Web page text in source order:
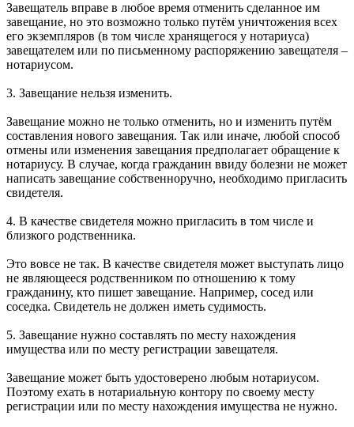
Завещатель вправе в любое время отменить сделанное им
завещание, но это возможно только путём уничтожения всех
его экземпляров (в том числе хранящегося у нотариуса)
завещателем или по письменному распоряжению завещателя –
нотариусом.
3. Завещание нельзя изменить.
Завещание можно не только отменить, но и изменить путём
составления нового завещания. Так или иначе, любой способ
отмены или изменения завещания предполагает обращение к
нотариусу. В случае, когда гражданин ввиду болезни не может
написать завещание собственноручно, необходимо пригласить
свидетеля.
4. В качестве свидетеля можно пригласить в том числе и
близкого родственника.
Это вовсе не так. В качестве свидетеля может выступать лицо
не являющееся родственником по отношению к тому
гражданину, кто пишет завещание. Например, сосед или
соседка. Свидетель не должен иметь судимость.
5. Завещание нужно составлять по месту нахождения
имущества или по месту регистрации завещателя.
Завещание может быть удостоверено любым нотариусом.
Поэтому ехать в нотариальную контору по своему месту
регистрации или по месту нахождения имущества не нужно.